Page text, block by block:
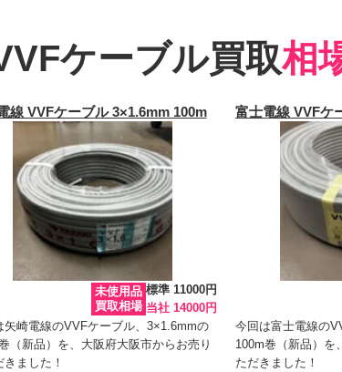
ケーブル買取相
線 VVFケーブル 3×1.6mm 100m
未使用品
買取相場
標準 11000円
当社 14000円
矢崎電線のVVFケーブル、3×1.6mmの
（新品）を、大阪府大阪市からお売り
きました！
富士電線 VVFケ
今回は富士電線の
100m巻（新品）を
ただきました！